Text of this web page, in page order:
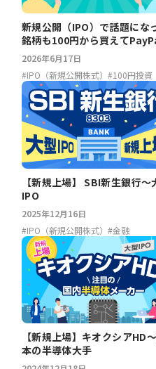
新規公開（IPO）で話題にな
銘柄も100円から買えて
イントも使える！
2026年6月17日
#IPO（新規公開株式） #100円投資
【新規上場】 SBI新生銀行～
IPO
2025年12月16日
#IPO（新規公開株式） #金融
【新規上場】キオクシアHD
本の半導体大手